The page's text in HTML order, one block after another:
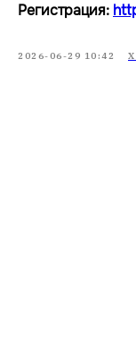
Регистрация:
2026-06-29 10:42